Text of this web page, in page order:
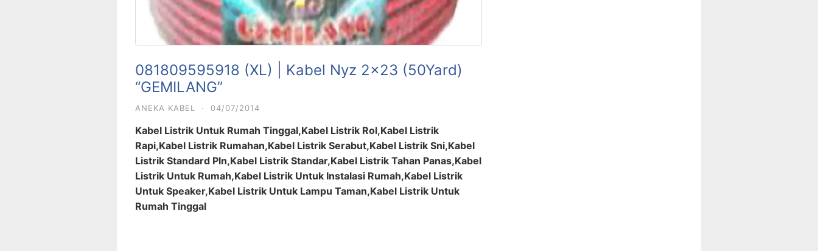
081809595918 (XL) | Kabel Nyz 2×23 (50Yard)
“GEMILANG”
ANEKA KABEL · 04/07/2014
Kabel Listrik Untuk Rumah Tinggal,Kabel Listrik Rol,Kabel Listrik
Rapi,Kabel Listrik Rumahan,Kabel Listrik Serabut,Kabel Listrik Sni,Kabel
Listrik Standard Pln,Kabel Listrik Standar,Kabel Listrik Tahan Panas,Kabel
Listrik Untuk Rumah,Kabel Listrik Untuk Instalasi Rumah,Kabel Listrik
Untuk Speaker,Kabel Listrik Untuk Lampu Taman,Kabel Listrik Untuk
Rumah Tinggal